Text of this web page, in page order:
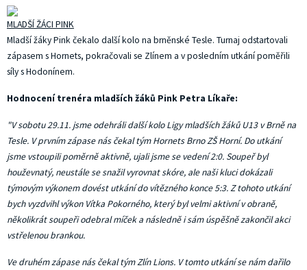
MLADŠÍ ŽÁCI PINK
Mladší žáky Pink čekalo další kolo na brněnské Tesle. Turnaj odstartovali
zápasem s Hornets, pokračovali se Zlínem a v posledním utkání poměřili
síly s Hodonínem.
Hodnocení trenéra mladších žáků Pink Petra Líkaře:
"V sobotu 29.11. jsme odehráli další kolo Ligy mladších žáků U13 v Brně na
Tesle. V prvním zápase nás čekal tým Hornets Brno ZŠ Horní. Do utkání
jsme vstoupili poměrně aktivně, ujali jsme se vedení 2:0. Soupeř byl
houževnatý, neustále se snažil vyrovnat skóre, ale naši kluci dokázali
týmovým výkonem dovést utkání do vítězného konce 5:3. Z tohoto utkání
bych vyzdvihl výkon Vítka Pokorného, který byl velmi aktivní v obraně,
několikrát soupeři odebral míček a následně i sám úspěšně zakončil akci
vstřelenou brankou.
Ve druhém zápase nás čekal tým Zlín Lions. V tomto utkání se nám dařilo